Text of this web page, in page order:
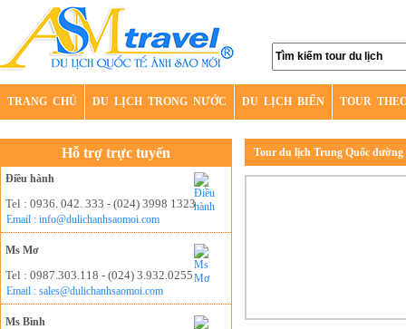
TRANG CHỦ DU LỊCH TRONG NƯỚC DU LỊCH BIỂN TOUR
Hỗ trợ trực tuyến
Điều hành
Tel : 0936. 042. 333 - (024) 3998 1323
Email : info@dulichanhsaomoi.com
Ms Mơ
Tel : 0987.303.118 - (024) 3.932.0255
Email : sales@dulichanhsaomoi.com
Ms Bình
Tour du lịch Trung Quốc đường